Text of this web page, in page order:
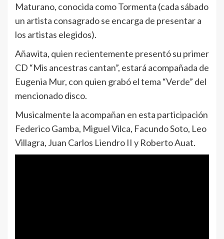
Maturano, conocida como Tormenta (cada sábado
un artista consagrado se encarga de presentar a
los artistas elegidos).
Añawita, quien recientemente presentó su primer
CD “Mis ancestras cantan”, estará acompañada de
Eugenia Mur, con quien grabó el tema “Verde” del
mencionado disco.
Musicalmente la acompañan en esta participación
Federico Gamba, Miguel Vilca, Facundo Soto, Leo
Villagra, Juan Carlos Liendro II y Roberto Auat.